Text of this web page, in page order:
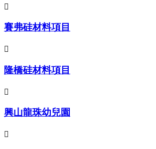

賽弗硅材料項目

隆橋硅材料項目

興山龍珠幼兒園
